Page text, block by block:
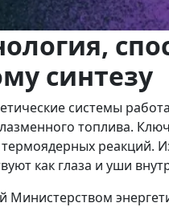
синтезу
системы
топлива.
реакций.
как глаза и уши